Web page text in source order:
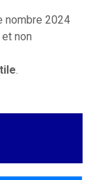
nombre 2024
non
.